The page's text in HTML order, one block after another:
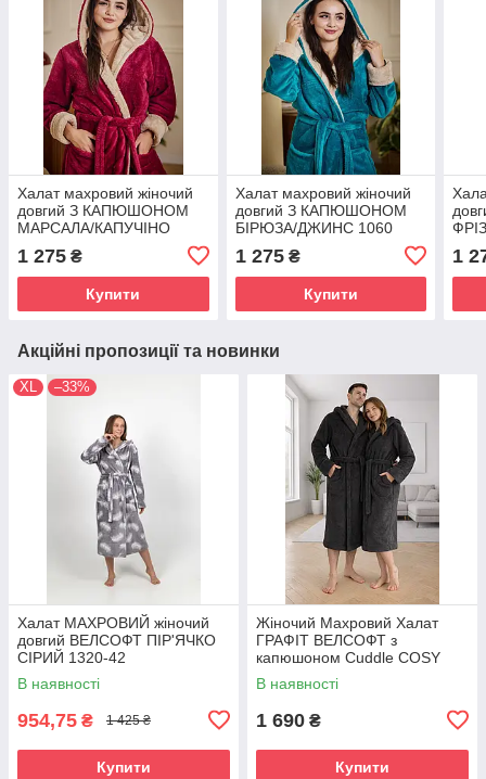
Халат махровий жіночий
довгий З КАПЮШОНОМ
МАРСАЛА/КАПУЧІНО
1 275 ₴
Купити
Халат махровий жіночий
довгий З КАПЮШОНОМ
БІРЮЗА/ДЖИНС 1060
1 275₴
Купити
1
Акційні пропозиції та новинки
XL –33%
Халат МАХРОВИЙ жіночий
довгий ВЕЛСОФТ ПІР'ЯЧКО
СІРИЙ 1320-42
В наявності
954,75 ₴ 1 425 ₴
Купити
Жіночий Махровий Халат
ГРАФІТ ВЕЛСОФТ з
капюшоном Cuddle COSY
VELC03
В наявності
1 690 ₴
Купити